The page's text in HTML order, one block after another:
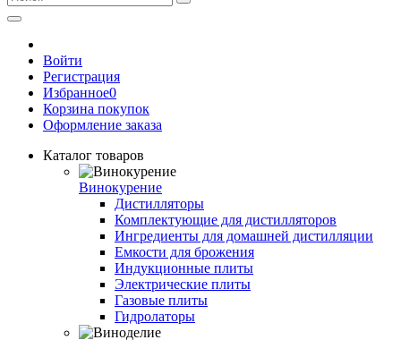
Войти
Регистрация
Избранное0
Корзина покупок
Оформление заказа
Каталог товаров
Винокурение
Дистилляторы
Комплектующие для дистилляторов
Ингредиенты для домашней дистилляции
Емкости для брожения
Индукционные плиты
Электрические плиты
Газовые плиты
Гидролаторы